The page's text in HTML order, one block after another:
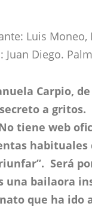
Luis
Diego.
Carpio,
a
tiene web
habituales
Será
una bailaora
que ha ido